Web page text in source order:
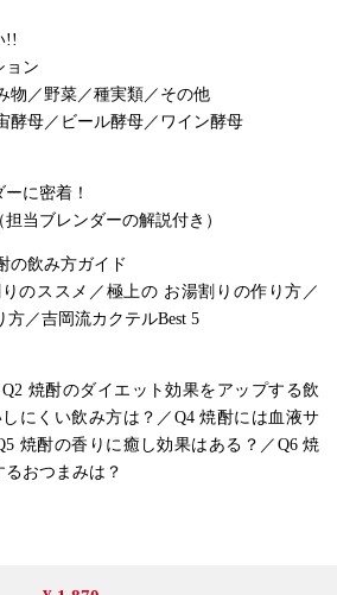
!!
ョン
物／野菜／種実類／その他
酵母／ビール酵母／ワイン酵母
に密着！
当ブレンダーの解説付き）
の飲み方ガイド
のススメ／極上の お湯割りの作り方／
方／吉岡流カクテルBest 5
焼酎のダイエット効果をアップする飲
にくい飲み方は？／Q4 焼酎には血液サ
焼酎の香りに癒し効果はある？／Q6 焼
おつまみは？